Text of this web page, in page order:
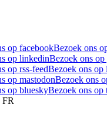
op facebookBezoek ons
op linkedinBezoek ons
op rss-feedBezoek ons op
op mastodonBezoek ons
op blueskyBezoek ons op
FR